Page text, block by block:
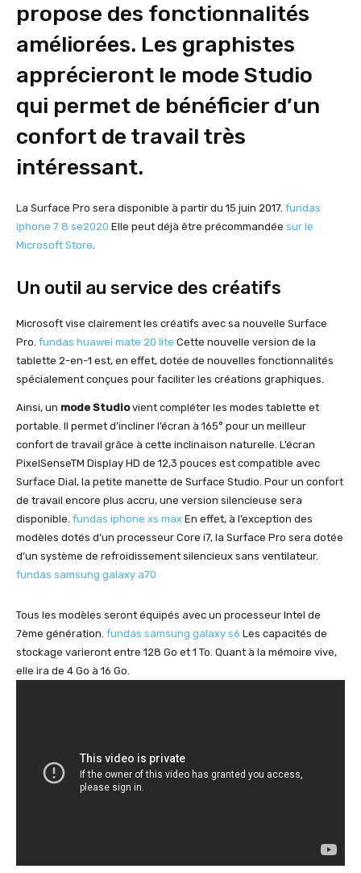
propose des fonctionnalités
améliorées. Les graphistes
apprécieront le mode Studio
qui permet de bénéficier d’un
confort de travail très
intéressant.
La Surface Pro sera disponible à partir du 15 juin 2017. fundas
iphone 7 8 se2020 Elle peut déjà être précommandée sur le
Microsoft Store.
Un outil au service des créatifs
Microsoft vise clairement les créatifs avec sa nouvelle Surface
Pro. fundas huawei mate 20 lite Cette nouvelle version de la
tablette 2-en-1 est, en effet, dotée de nouvelles fonctionnalités
spécialement conçues pour faciliter les créations graphiques.
Ainsi, un mode Studiovient compléter les modes tablette et
portable. Il permet d’incliner l’écran à 165° pour un meilleur
confort de travail grâce à cette inclinaison naturelle. L’écran
PixelSenseTM Display HD de 12,3 pouces est compatible avec
Surface Dial, la petite manette de Surface Studio. Pour un confort
de travail encore plus accru, une version silencieuse sera
disponible. fundas iphone xs max En effet, à l’exception des
modèles dotés d’un processeur Core i7, la Surface Pro sera dotée
d’un système de refroidissement silencieux sans ventilateur.
fundas samsung galaxy a70
Tous les modèles seront équipés avec un processeur Intel de
7ème génération. fundas samsung galaxy s6 Les capacités de
stockage varieront entre 128 Go et 1 To. Quant à la mémoire vive,
elle ira de 4 Go à 16 Go.